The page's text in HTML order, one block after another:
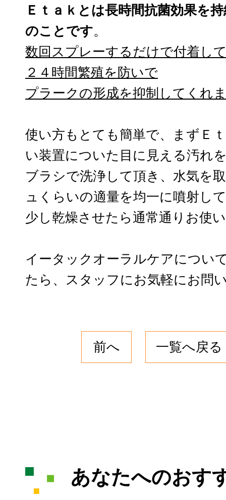
Ｅｔａｋとは長時間抗菌効果を
のことです。
数回スプレーするだけで付着し
２４時間繁殖を防いで
プラークの形成を抑制してくれ
使い方もとても簡単で、まずＥ
い装置についた目に見える汚れ
ブラシで洗浄して頂き、水気を
ュくらいの適量を均一に噴射して
少し乾燥させたら通常通りお使
イータックオーラルケアについ
たら、スタッフにお気軽にお問
前へ 一覧へ戻る
あなたへのおす